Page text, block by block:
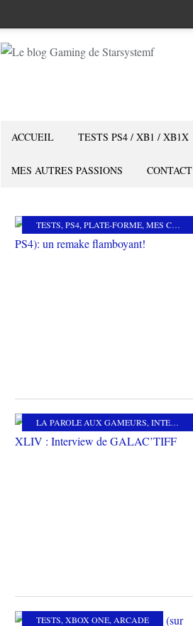
ACCUEIL TESTS PS4 / XB1 / XB1X
MES AUTRES PASSIONS CONTACT
TESTS, PS4, PLATE-FORME, MES COUPS DE COEUR
LA PAROLE AUX GAMEURS, INTERVIEW
TESTS, XBOX ONE, ARCADE